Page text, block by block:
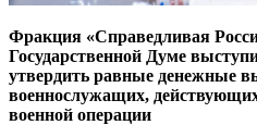
Фракция «Справедливая
Государственной Думе
утвердить равные денежные
военнослужащих,
военной операции